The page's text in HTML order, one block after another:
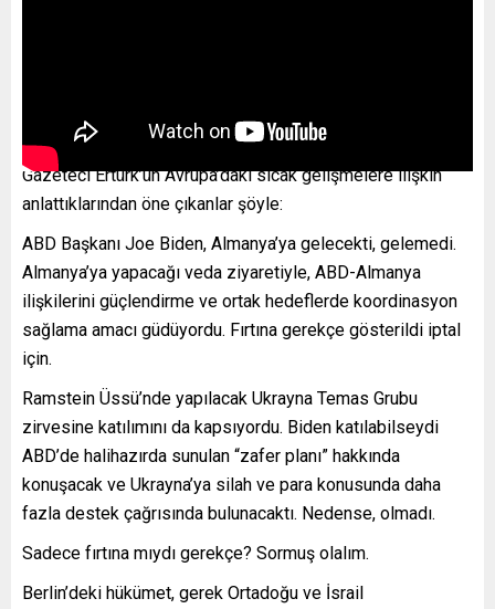
Gazeteci Ertürk’ün Avrupa’daki sıcak gelişmelere ilişkin
anlattıklarından öne çıkanlar şöyle:
ABD Başkanı Joe Biden, Almanya’ya gelecekti, gelemedi.
Almanya’ya yapacağı veda ziyaretiyle, ABD-Almanya
ilişkilerini güçlendirme ve ortak hedeflerde koordinasyon
sağlama amacı güdüyordu. Fırtına gerekçe gösterildi iptal
için.
Ramstein Üssü’nde yapılacak Ukrayna Temas Grubu
zirvesine katılımını da kapsıyordu. Biden katılabilseydi
ABD’de halihazırda sunulan “zafer planı” hakkında
konuşacak ve Ukrayna’ya silah ve para konusunda daha
fazla destek çağrısında bulunacaktı. Nedense, olmadı.
Sadece fırtına mıydı gerekçe? Sormuş olalım.
Berlin’deki hükümet, gerek Ortadoğu ve İsrail